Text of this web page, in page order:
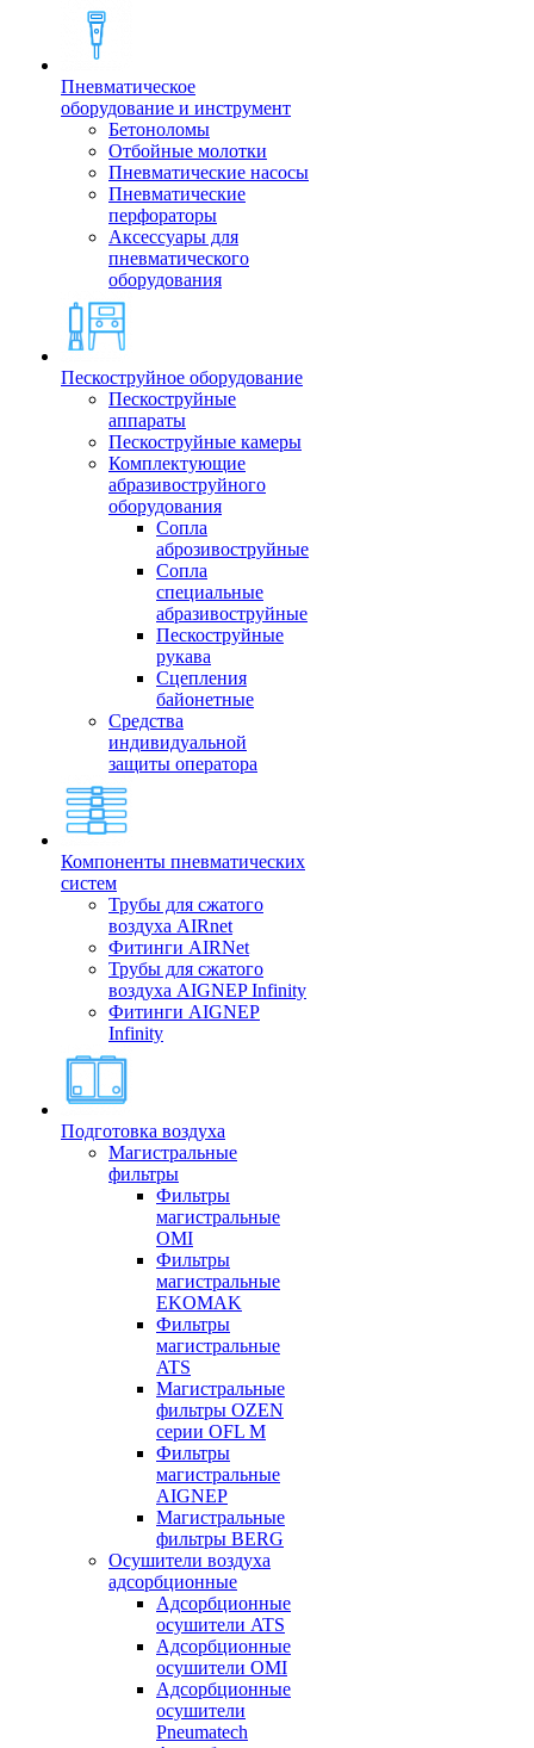
Пневматическое
оборудование и инструмент
Бетоноломы
Отбойные молотки
Пневматические насосы
Пневматические
перфораторы
Аксессуары для
пневматического
оборудования
Пескоструйное оборудование
Пескоструйные
аппараты
Пескоструйные камеры
Комплектующие
абразивоструйного
оборудования
Сопла
аброзивоструйные
Сопла
специальные
абразивоструйные
Пескоструйные
рукава
Сцепления
байонетные
Средства
индивидуальной
защиты оператора
Компоненты пневматических
систем
Трубы для сжатого
воздуха AIRnet
Фитинги AIRNet
Трубы для сжатого
воздуха AIGNEP Infinity
Фитинги AIGNEP
Infinity
Подготовка воздуха
Магистральные
фильтры
Фильтры
магистральные
OMI
Фильтры
магистральные
EKOMAK
Фильтры
магистральные
ATS
Магистральные
фильтры OZEN
серии OFL M
Фильтры
магистральные
AIGNEP
Магистральные
фильтры BERG
Осушители воздуха
адсорбционные
Адсорбционные
осушители ATS
Адсорбционные
осушители OMI
Адсорбционные
осушители
Pneumatech